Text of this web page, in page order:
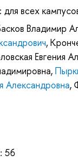
для всех
Владимир
,
Евгения
,
Александровна,
56